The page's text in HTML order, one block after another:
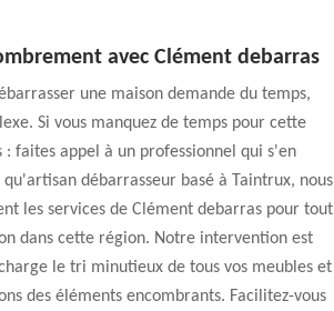
avec Clément debarras
une maison demande du temps,
Si vous manquez de temps pour cette
: faites appel à un professionnel qui s'en
débarrasseur basé à Taintrux, nous
les services de Clément debarras pour tout
dans cette région. Notre intervention est
le tri minutieux de tous vos meubles et
des éléments encombrants. Facilitez-vous